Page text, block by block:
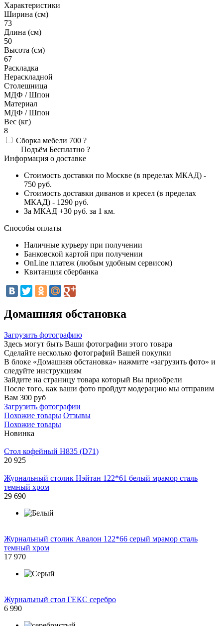
Характеристики
Ширина (см)
73
Длина (см)
50
Высота (см)
67
Раскладка
Нераскладной
Столешница
МДФ / Шпон
Материал
МДФ / Шпон
Вес (кг)
8
Сборка мебели 700 ?
Подъём Бесплатно ?
Информация о доставке
Стоимость доставки по Москве (в пределах МКАД) -
750 руб.
Стоимость доставки диванов и кресел (в пределах
МКАД) - 1290 руб.
За МКАД +30 руб. за 1 км.
Способы оплаты
Наличные курьеру при получении
Банковской картой при получении
OnLine платеж (любым удобным сервисом)
Квитанция сбербанка
Домашняя обстановка
Загрузить фотографию
Здесь могут быть Ваши фотографии этого товара
Сделайте несколько фотографий Вашей покупки
В блоке «Домашняя обстановка» нажмите «загрузить фото» и
следуйте инструкциям
Зайдите на страницу товара который Вы приобрели
После того, как ваши фото пройдут модерацию мы отправим
Вам 300 руб
Загрузить фотографии
Похожие товары Отзывы
Похожие товары
Новинка
Стол кофейный H835 (D71)
20 925
Журнальный столик Нэйтан 122*61 белый мрамор сталь
темный хром
29 690
Журнальный столик Авалон 122*66 серый мрамор сталь
темный хром
17 970
Журнальный стол ГЕКС серебро
6 990